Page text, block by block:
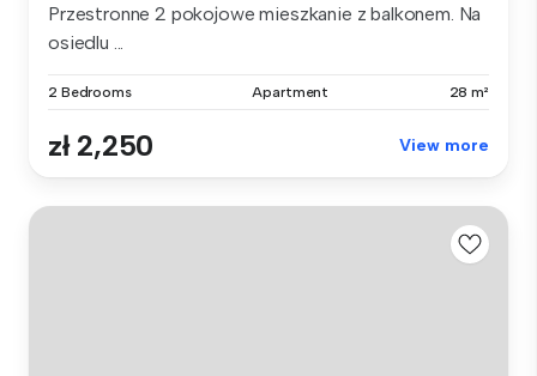
Przestronne 2 pokojowe mieszkanie z balkonem. Na
osiedlu ...
2 Bedrooms Apartment 28 m²
zł 2,250 View more